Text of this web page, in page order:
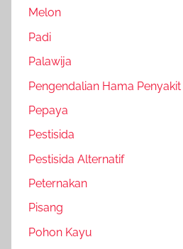
Melon
Padi
Palawija
Pengendalian Hama Penyakit
Pepaya
Pestisida
Pestisida Alternatif
Peternakan
Pisang
Pohon Kayu